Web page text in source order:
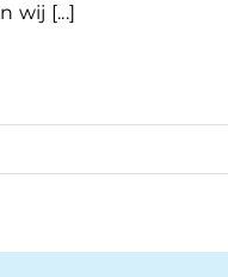
wij [...]